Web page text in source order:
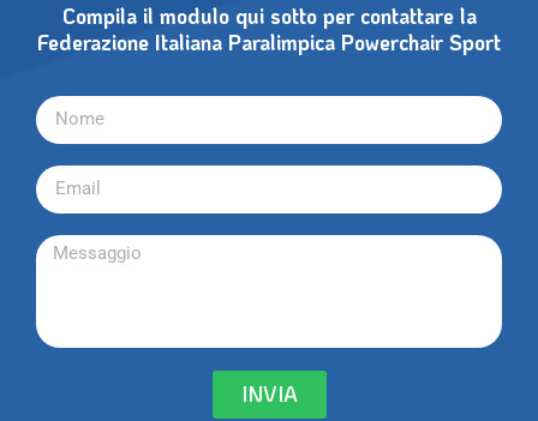
Compila il modulo qui sotto per contattare la
Federazione Italiana Paralimpica Powerchair Sport
INVIA